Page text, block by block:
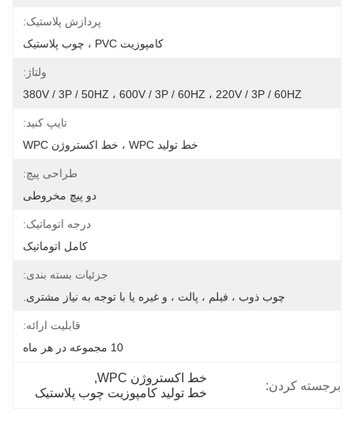
پردازش پلاستیک:
کامپوزیت PVC ، چوب پلاستیک
ولتاژ:
380V / 3P / 50HZ ، 600V / 3P / 60HZ ، 220V / 3P / 60HZ
تایپ کنید:
خط تولید WPC ، خط اکستروژن WPC
طراحی پیچ:
دو پیچ مخروطی
درجه اتوماتیک:
کامل اتوماتیک
جزئیات بسته بندی:
چوب ذوب ، فیلم ، پالت ، و غیره یا با توجه به نیاز مشتری.
قابلیت ارائه:
10 مجموعه در هر ماه
برجسته کردن:
خط اکستروژن WPC
,
خط تولید کامپوزیت چوب پلاستیک